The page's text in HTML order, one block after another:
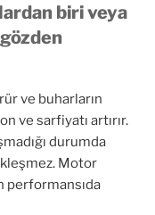
biri veya
ve buharların
ve sarfiyatı artırır.
durumda
Motor
performansıda